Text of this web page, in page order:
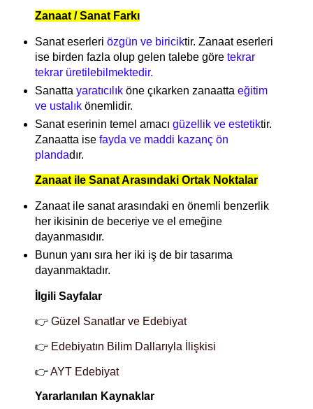
Zanaat / Sanat Farkı
Sanat eserleri özgün ve biriciktir. Zanaat eserleri
ise birden fazla olup gelen talebe göre tekrar
tekrar üretilebilmektedir.
Sanatta yaratıcılıköne çıkarken zanaatta eğitim
ve ustalıkönemlidir.
Sanat eserinin temel amacı güzellik ve estetiktir.
Zanaatta ise fayda ve maddi kazanç ön
plandadır.
Zanaat ile Sanat Arasındaki Ortak Noktalar
Zanaat ile sanat arasındaki en önemli benzerlik
her ikisinin de beceriye ve el emeğine
dayanmasıdır.
Bunun yanı sıra her iki iş de bir tasarıma
dayanmaktadır.
İlgili Sayfalar
👉 Güzel Sanatlar ve Edebiyat
👉 Edebiyatın Bilim Dallarıyla İlişkisi
👉AYT Edebiyat
Yararlanılan Kaynaklar